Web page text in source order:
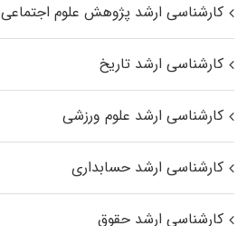
کارشناسی ارشد پژوهش علوم اجتماعی
کارشناسی ارشد تاریخ
کارشناسی ارشد علوم ورزشی
کارشناسی ارشد حسابداری
کارشناسی ارشد حقوق